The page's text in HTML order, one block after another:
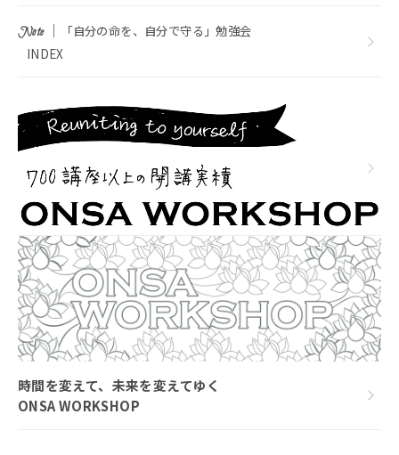
Note｜
「自分の命を、自分で守る」勉強会
INDEX
時間を変えて、未来を変えてゆく
ONSA WORKSHOP